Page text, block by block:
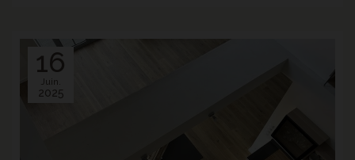
16
Juin.
2025